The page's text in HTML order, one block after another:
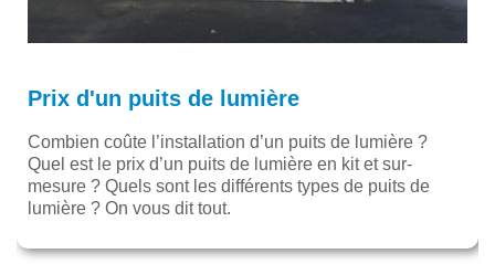
Prix d'un puits de lumière
Combien coûte l’installation d’un puits de lumière ?
Quel est le prix d’un puits de lumière en kit et sur-
mesure ? Quels sont les différents types de puits de
lumière ? On vous dit tout.